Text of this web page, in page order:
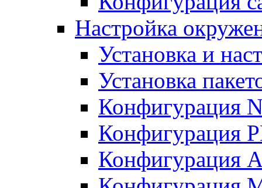
Настройка
Установка и
Установка
Конфигурация
Конфигурация
Конфигурация